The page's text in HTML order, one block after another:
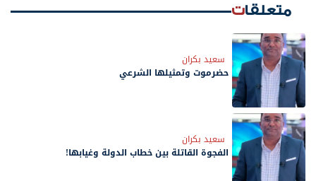
متعلقات
سعيد بكران
حضرموت وتمثيلها الشرعي
سعيد بكران
الفجوة القاتلة بين خطاب الدولة وغيابها!